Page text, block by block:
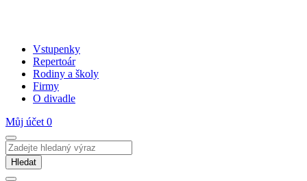
Vstupenky
Repertoár
Rodiny a školy
Firmy
O divadle
Můj účet 0
Hledat